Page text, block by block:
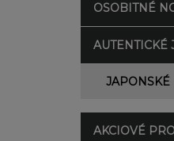
OSOBITNÉ
AUTENTICKÉ
JAPONSKÉ
AKCIOVÉ